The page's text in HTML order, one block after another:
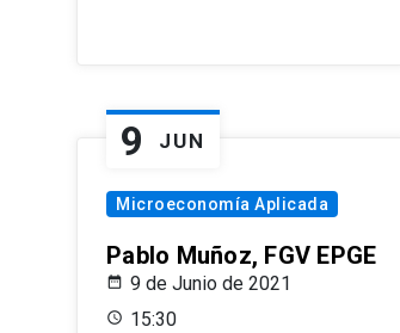
9 JUN
Microeconomía Aplicada
Pablo Muñoz, FGV EPGE
9 de Junio de 2021
15:30